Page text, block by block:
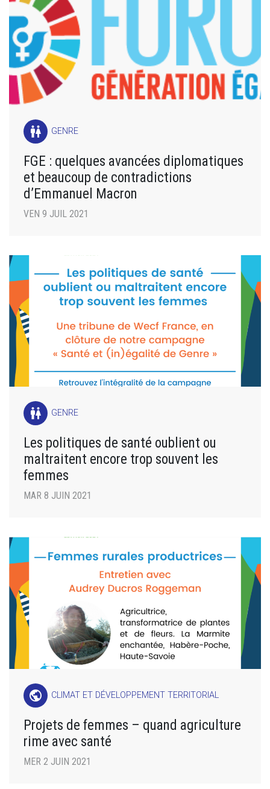
wc GENRE
FGE : quelques avancées diplomatiques
et beaucoup de contradictions
d’Emmanuel Macron
VEN 9 JUIL 2021
wc GENRE
Les politiques de santé oublient ou
maltraitent encore trop souvent les
femmes
MAR 8 JUIN 2021
public CLIMAT ET DÉVELOPPEMENT TERRITORIAL
Projets de femmes – quand agriculture
rime avec santé
MER 2 JUIN 2021